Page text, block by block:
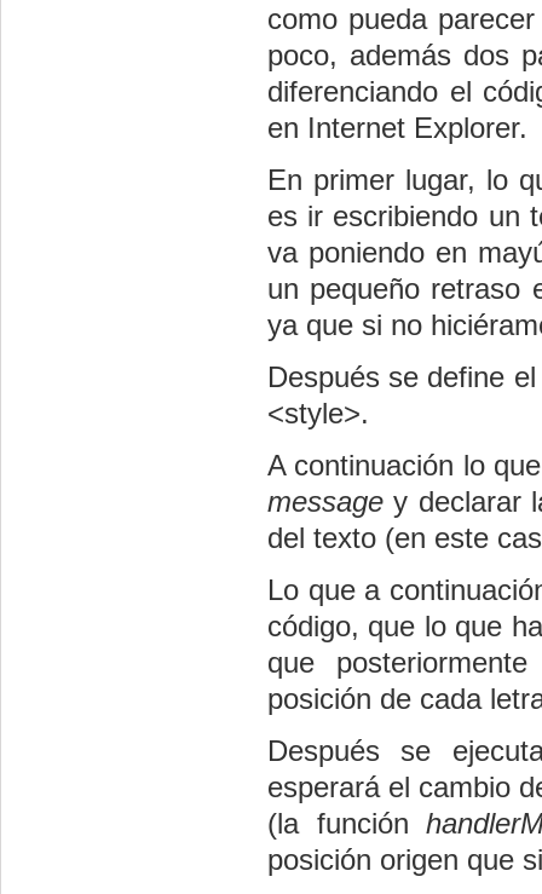
como pueda
poco, además dos
diferenciando el
en Internet Explorer.
En primer lugar, lo
es ir escribiendo un
va poniendo en
un pequeño retraso
ya que si no
Después se define
<style>.
A continuación lo
message y declarar
del texto (en este
Lo que a
código, que lo que
que
posición de cada
Después se
esperará el cambio
(la función
posición origen que